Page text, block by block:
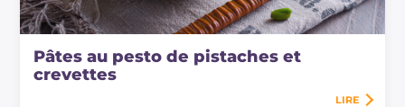
Pâtes au pesto de pistaches et
crevettes
LIRE